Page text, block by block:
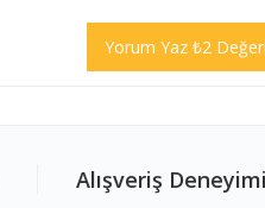
Yorum Yaz ₺2
Alışveriş Deneyimi